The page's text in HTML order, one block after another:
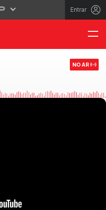
Entrar
NO AR